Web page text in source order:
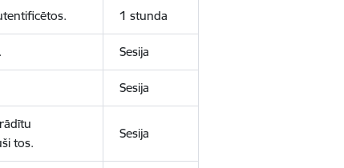
1 stunda
Sesija
Sesija
tos.
Sesija